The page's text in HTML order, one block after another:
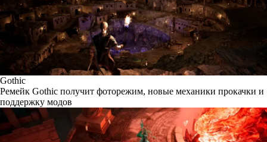
Gothic
Ремейк Gothic получит фоторежим, новые механики прокачки и
поддержку модов